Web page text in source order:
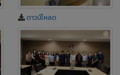
ดาวน์โหลด